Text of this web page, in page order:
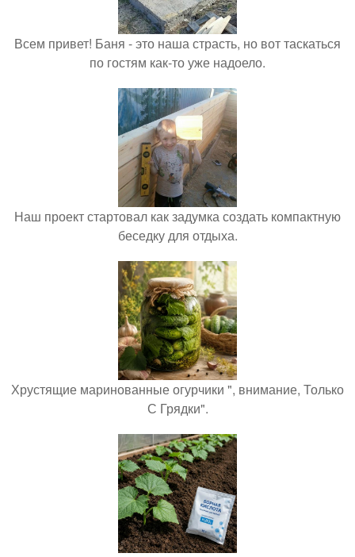
Всем привет! Баня - это наша страсть, но вот таскаться
по гостям как-то уже надоело.
Наш проект стартовал как задумка создать компактную
беседку для отдыха.
Хрустящие маринованные огурчики ", внимание, Только
С Грядки".